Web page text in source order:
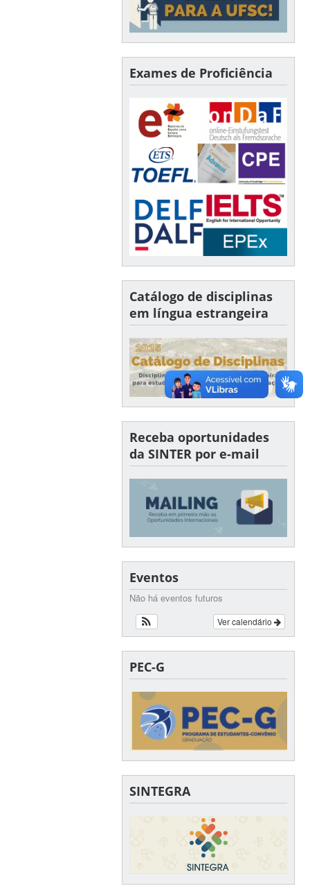
Exames de Proficiência
Catálogo de disciplinas
em língua estrangeira
Receba oportunidades
da SINTER por e-mail
Eventos
Não há eventos futuros
Ver calendário
PEC-G
SINTEGRA